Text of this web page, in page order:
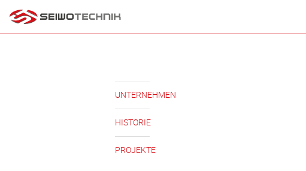
Inhalt
springen
UNTERNEHMEN
HISTORIE
PROJEKTE